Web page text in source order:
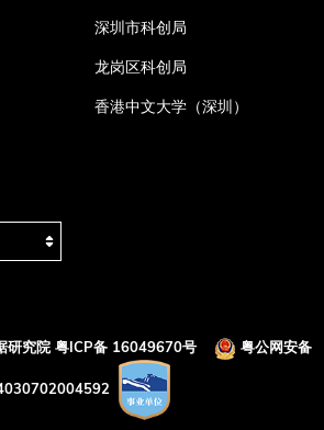
深圳市科创局
龙岗区科创局
香港中文大学（深圳）
研究院 粤ICP备 16049670号 粤公网安备